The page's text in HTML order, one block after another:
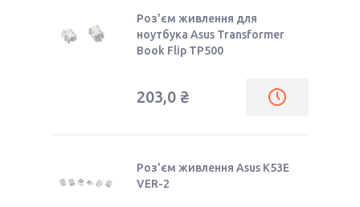
Роз'єм живлення для
ноутбука Asus Transformer
Book Flip TP500
203,0 ₴
Роз'єм живлення Asus K53E
VER-2